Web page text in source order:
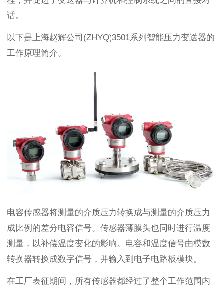
话。
以下是上海赵辉公司(ZHYQ)3501系列智能压力变送器的
工作原理简介。
电容传感器将测量的介质压力转换成与测量的介质压力
成比例的差分电容信号。传感器薄膜头也同时进行温度
测量，以补偿温度变化的影响。电容和温度信号由模数
转换器转换成数字信号，并输入到电子电路板模块。
在工厂表征期间，所有传感器都经过了整个工作范围内